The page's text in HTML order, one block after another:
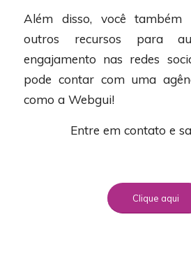
Além disso, você
outros recursos para
engajamento nas redes
pode contar com uma
como a Webgui!
Entre em contato e
Clique aqui